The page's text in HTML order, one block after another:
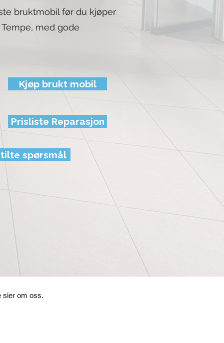
bruktmobil før du kjøper
med gode
Kjøp brukt mobil
Prisliste Reparasjon
spørsmål
sier om oss.